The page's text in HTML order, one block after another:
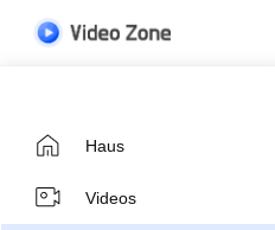
Haus
Videos